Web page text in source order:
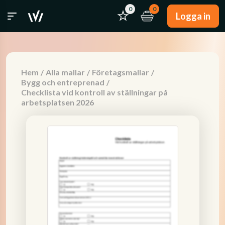
0 0
Logga in
Hem / Alla mallar / Företagsmallar /
Bygg och entreprenad /
Checklista vid kontroll av ställningar på
arbetsplatsen 2026